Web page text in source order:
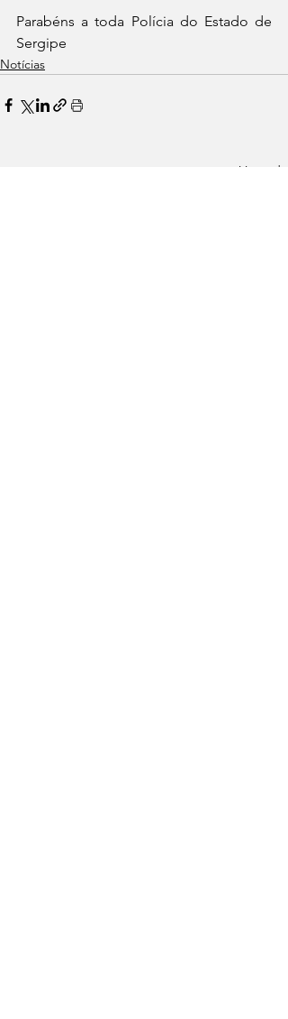
Parabéns a toda Polícia do Estado de
Sergipe
Notícias
Ver tudo